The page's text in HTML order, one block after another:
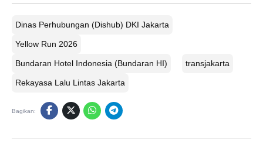
Dinas Perhubungan (Dishub) DKI Jakarta
Yellow Run 2026
Bundaran Hotel Indonesia (Bundaran HI) transjakarta
Rekayasa Lalu Lintas Jakarta
Bagikan: